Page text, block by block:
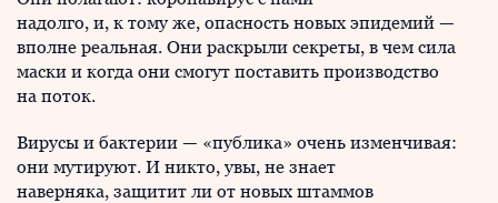
надолго, и, к тому же, опасность новых эпидемий —
вполне реальная. Они раскрыли секреты, в чем сила
маски и когда они смогут поставить производство
на поток.
Вирусы и бактерии — «публика» очень изменчивая:
они мутируют. И никто, увы, не знает
наверняка, защитит ли от новых штаммов